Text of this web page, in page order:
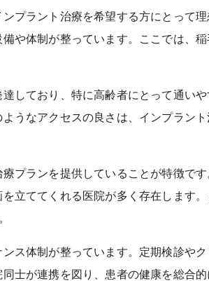
プラント治療を希望する方にとって
や体制が整っています。ここでは、
しており、特に高齢者にとって通い
うなアクセスの良さは、インプラン
プランを提供していることが特徴で
立ててくれる医院が多く存在します
ス体制が整っています。定期検診や
士が連携を図り、患者の健康を総合